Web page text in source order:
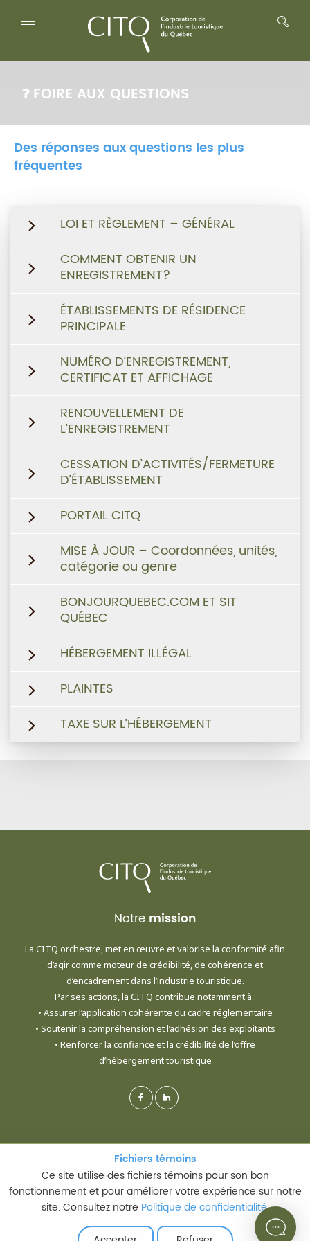
Fichiers témoins
Ce site utilise des fichiers témoins pour son bon
fonctionnement et pour améliorer votre expérience sur notre
site. Consultez notre Politique de confidentialité.
FOIRE AUX QUESTIONS
Des réponses aux questions les plus
fréquentes
LOI ET RÈGLEMENT – GÉNÉRAL
COMMENT OBTENIR UN
ENREGISTREMENT?
ÉTABLISSEMENTS DE RÉSIDENCE
PRINCIPALE
NUMÉRO D’ENREGISTREMENT,
CERTIFICAT ET AFFICHAGE
RENOUVELLEMENT DE
L’ENREGISTREMENT
CESSATION D’ACTIVITÉS/FERMETURE
D’ÉTABLISSEMENT
PORTAIL CITQ
MISE À JOUR – Coordonnées, unités,
catégorie ou genre
BONJOURQUEBEC.COM ET SIT
QUÉBEC
HÉBERGEMENT ILLÉGAL
PLAINTES
TAXE SUR L’HÉBERGEMENT
Notre mission
La CITQ orchestre, met en œuvre et valorise la conformité afin
d’agir comme moteur de crédibilité, de cohérence et
d’encadrement dans l’industrie touristique.
Par ses actions, la CITQ contribue notamment à :
• Assurer l’application cohérente du cadre réglementaire
• Soutenir la compréhension et l’adhésion des exploitants
• Renforcer la confiance et la crédibilité de l’offre
d’hébergement touristique
© CORPORATION DE L'INDUSTRIE TOURISTIQUE DU QUÉBEC - TOUS DROITS
RÉSERVÉS
POLITIQUE DE CONFIDENTIALITÉ|TERMES ET MODALITÉS D’UTILISATION